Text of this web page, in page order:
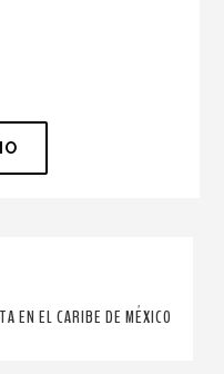
EN EL CARIBE DE MÉXICO